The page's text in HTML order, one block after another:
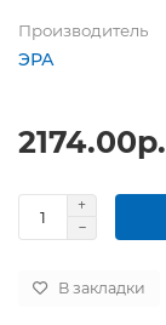
Производитель
ЭРА
2174.00р.
В закладки